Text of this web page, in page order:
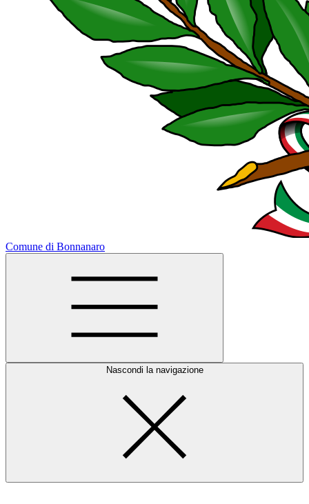
Comune di Bonnanaro
Nascondi la navigazione